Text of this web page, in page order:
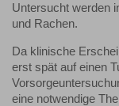
Untersucht werden
und Rachen.
Da klinische
erst spät auf einen
eine notwendige